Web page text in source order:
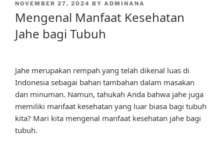
POSTED
NOVEMBER 27, 2024 BY ADMINANA
Mengenal Manfaat Kesehatan
Jahe bagi Tubuh
Jahe merupakan rempah yang telah dikenal luas di
Indonesia sebagai bahan tambahan dalam masakan
dan minuman. Namun, tahukah Anda bahwa jahe juga
memiliki manfaat kesehatan yang luar biasa bagi tubuh
kita? Mari kita mengenal manfaat kesehatan jahe bagi
tubuh.